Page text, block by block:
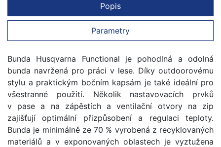
Popis
Parametry
Bunda Husqvarna Functional je pohodlná a odolná
bunda navržená pro práci v lese. Díky outdoorovému
stylu a praktickým bočním kapsám je také ideální pro
všestranné použití. Několik nastavovacích prvků
v pase a na zápěstích a ventilační otvory na zip
zajišťují optimální přizpůsobení a regulaci teploty.
Bunda je minimálně ze 70 % vyrobená z recyklovaných
materiálů a v exponovaných oblastech je vyztužena